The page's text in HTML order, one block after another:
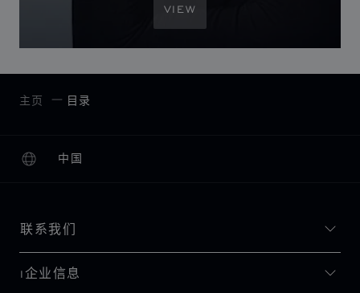
VIEW
主页 目录
中国
本地化（更改国家/地区）
更改国家/地区
联系我们
I企业信息